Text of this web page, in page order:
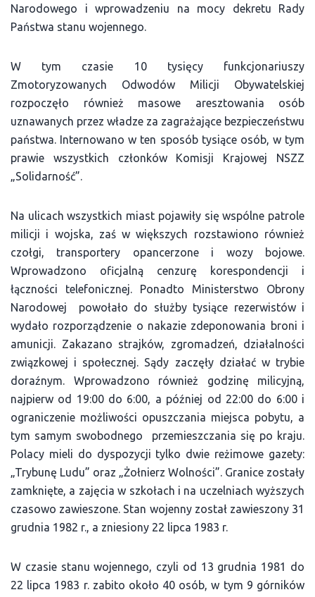
Narodowego i wprowadzeniu na mocy dekretu Rady
Państwa stanu wojennego.
W tym czasie 10 tysięcy funkcjonariuszy
Zmotoryzowanych Odwodów Milicji Obywatelskiej
rozpoczęło również masowe aresztowania osób
uznawanych przez władze za zagrażające bezpieczeństwu
państwa. Internowano w ten sposób tysiące osób, w tym
prawie wszystkich członków Komisji Krajowej NSZZ
„Solidarność”.
Na ulicach wszystkich miast pojawiły się wspólne patrole
milicji i wojska, zaś w większych rozstawiono również
czołgi, transportery opancerzone i wozy bojowe.
Wprowadzono oficjalną cenzurę korespondencji i
łączności telefonicznej. Ponadto Ministerstwo Obrony
Narodowej powołało do służby tysiące rezerwistów i
wydało rozporządzenie o nakazie zdeponowania broni i
amunicji. Zakazano strajków, zgromadzeń, działalności
związkowej i społecznej. Sądy zaczęły działać w trybie
doraźnym. Wprowadzono również godzinę milicyjną,
najpierw od 19:00 do 6:00, a później od 22:00 do 6:00 i
ograniczenie możliwości opuszczania miejsca pobytu, a
tym samym swobodnego przemieszczania się po kraju.
Polacy mieli do dyspozycji tylko dwie reżimowe gazety:
„Trybunę Ludu” oraz „Żołnierz Wolności”. Granice zostały
zamknięte, a zajęcia w szkołach i na uczelniach wyższych
czasowo zawieszone. Stan wojenny został zawieszony 31
grudnia 1982 r., a zniesiony 22 lipca 1983 r.
W czasie stanu wojennego, czyli od 13 grudnia 1981 do
22 lipca 1983 r. zabito około 40 osób, w tym 9 górników